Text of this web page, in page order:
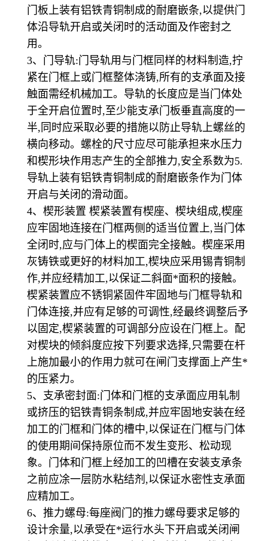
门板上装有铝铁青铜制成的耐磨嵌条,以提供门
体沿导轨开启或关闭时的活动面及作密封之
用。
3、门导轨:门导轨用与门框同样的材料制造,拧
紧在门框上或门框整体浇铸,所有的支承面及接
触面需经机械加工。导轨的长度应是当门体处
于全开启位置时,至少能支承门板垂直高度的一
半,同时应采取必要的措施以防止导轨上螺丝的
横向移动。螺栓的尺寸应尽可能承担来水压力
和楔形块作用志产生的全部推力,安全系数为5.
导轨上装有铝铁青铜制成的耐磨嵌条作为门体
开启与关闭的滑动面。
4、楔形装置 楔紧装置有楔座、楔块组成,楔座
应牢固地连接在门框两侧的适当位置上,当门体
全闭时,应与门体上的楔面完全接触。楔座采用
灰铸铁或更好的材料加工,楔块应采用锡青铜制
作,并应经精加工,以保证二斜面*面积的接触。
楔紧装置应不锈铜紧固件牢固地与门框导轨和
门体连接,并应有足够的可调性,经最终调整后予
以固定,楔紧装置的可调部分应设在门框上。配
对楔块的倾斜度应按下列要求选择,只需要在杆
上施加最小的作用力就可在闸门支撑面上产生*
的压紧力。
5、支承密封面:门体和门框的支承面应用轧制
或挤压的铝铁青铜条制成,并应牢固地安装在经
加工的门框和门体的槽中,以保证在门框与门体
的使用期间保持原位而不发生变形、松动现
象。门体和门框上经加工的凹槽在安装支承条
之前应凃一层防水粘结剂,以保证水密性支承面
应精加工。
6、推力螺母:每座阀门的推力螺母要求足够的
设计余量,以承受在*运行水头下开启或关闭闸